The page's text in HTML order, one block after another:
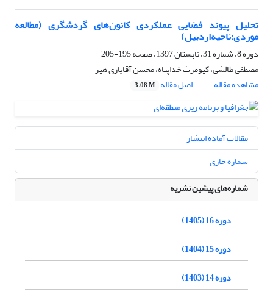
تحلیل پیوند فضایی عملکردی کانون‌های گردشگری (مطالعه
موردی:‌ناحیه‌اردبیل)
دوره 8، شماره 31، تابستان 1397، صفحه
195-205
مصطفی طالشی، کیومرث خداپناه، محسن آقایاری هیر
مشاهده مقاله
اصل مقاله 3.08 M
مقالات آماده انتشار
شماره جاری
شماره‌های پیشین نشریه
دوره 16 (1405)
دوره 15 (1404)
دوره 14 (1403)